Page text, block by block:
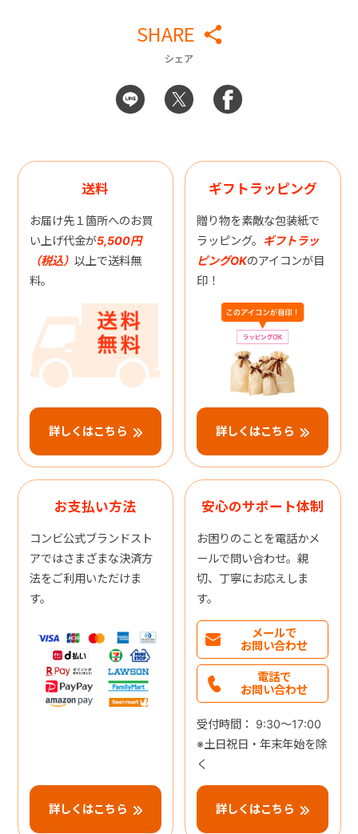
SHARE
シェア
送料
お届け先１箇所へのお買
い上げ代金が5,500円
（税込） 以上で送料無
料。
詳しくはこちら
ギフトラッピング
贈り物を素敵な包装紙で
ラッピング。 ギフトラッ
ピングOKのアイコンが目
印！
詳しくはこちら
お支払い方法
コンビ公式ブランドスト
アではさまざまな決済方
法をご利用いただけま
す。
詳しくはこちら
安心のサポート体制
お困りのことを電話かメ
ールで問い合わせ。親
切、丁寧にお応えしま
す。
メールで
お問い合わせ
電話で
お問い合わせ
受付時間： 9:30～17:00
※土日祝日・年末年始を除
く
詳しくはこちら